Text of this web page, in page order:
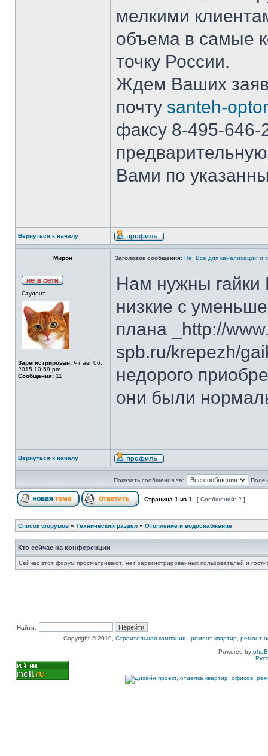
мелкими
объема в самые
точку России.
Ждем Ваших
почту santeh-
факсу 8-495-
Вами по
Вернуться к началу
Мирон Заголовок сообщения: Re: Все для канализации и
Студент
Зарегистрирован: Чт авг 06,
2015 10:59 pm
Сообщения: 11
Нам нужны
низкие с
плана _http://
spb.ru/krepezh/
недорого
они были
Вернуться к началу
Показать сообщения за: Поле
Страница 1 из 1 [ Сообщений: 2 ]
Список форумов » Технический раздел » Отопление и водоснабжение
Кто сейчас на конференции
Сейчас этот форум просматривают: нет зарегистрированных пользователей и
Найти:
Copyright © 2010, Строительная компания - ремонт квартир, ремонт
Powered by